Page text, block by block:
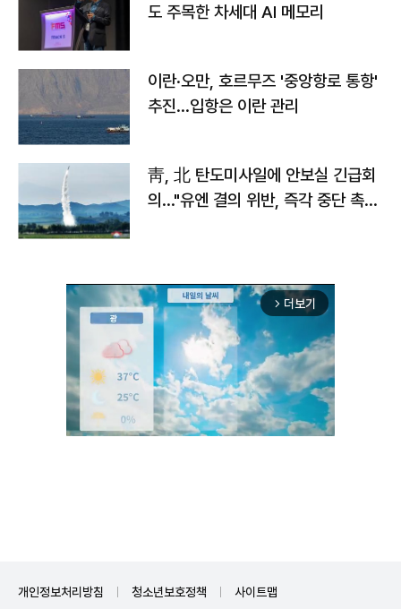
도 주목한 차세대 AI 메모리
이란·오만, 호르무즈 '중앙항로 통항'
추진…입항은 이란 관리
靑, 北 탄도미사일에 안보실 긴급회
의…"유엔 결의 위반, 즉각 중단 촉
arrow_forward_ios 더보기
개인정보처리방침 청소년보호정책 사이트맵